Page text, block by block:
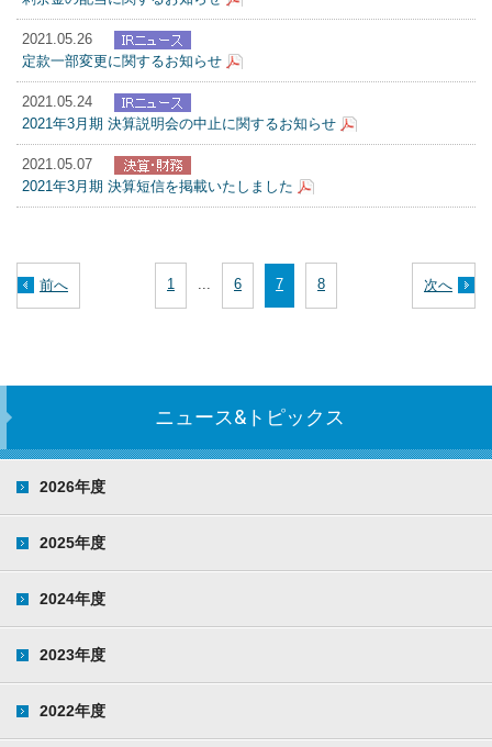
2021.05.26
定款一部変更に関するお知らせ
2021.05.24
2021年3月期 決算説明会の中止に関するお知らせ
2021.05.07
2021年3月期 決算短信を掲載いたしました
前へ 次へ
1 ... 6 7 8
ニュース&トピックス
2026年度
2025年度
2024年度
2023年度
2022年度